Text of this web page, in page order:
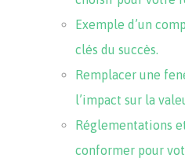
Exemple d’un
clés du succès.
Remplacer une
l’impact sur la
Réglementations
conformer pour